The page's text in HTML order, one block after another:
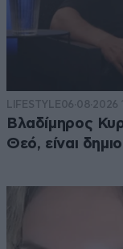
LIFESTYLE06·08·2026
Βλαδίμηρος
Θεό, είναι